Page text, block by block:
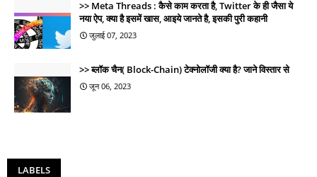
Meta Threads : कैसे काम करता है, Twitter के ही जैसा ये
नया ऐप, क्या है इसमें खास, आइये जानते है, इसकी पुरी कहानी
जुलाई 07, 2023
ब्लॉक चैन( Block-Chain) टेक्नोलॉजी क्या है? जाने विस्तार से
जून 06, 2023
LABELS